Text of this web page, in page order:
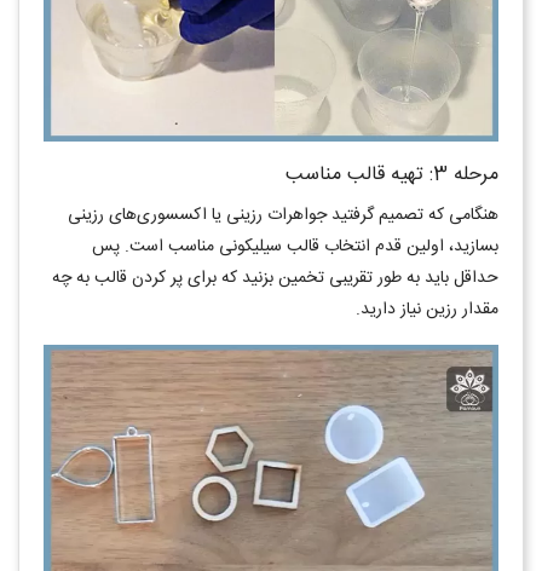
مرحله 3: تهیه قالب مناسب
هنگامی که تصمیم گرفتید جواهرات رزینی یا اکسسوری‌های رزینی
بسازید، اولین قدم انتخاب قالب سیلیکونی مناسب است. پس
حداقل باید به طور تقریبی تخمین بزنید که برای پر کردن قالب به چه
مقدار رزین نیاز دارید.